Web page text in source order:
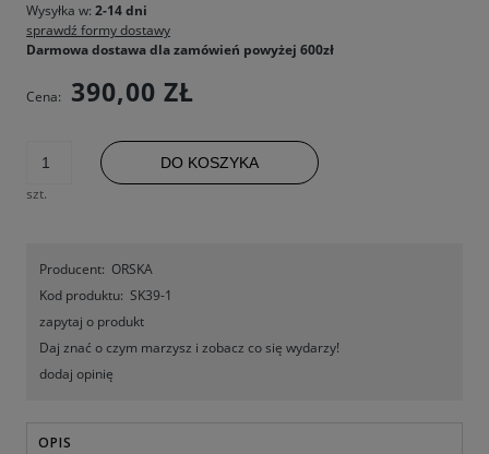
Wysyłka w: 2-14 dni
sprawdź formy dostawy
Darmowa dostawa dla zamówień powyżej 600zł
Cena: 390,00 ZŁ
szt.
DO KOSZYKA
Producent: ORSKA
Kod produktu: SK39-1
zapytaj o produkt
Daj znać o czym marzysz i zobacz co się wydarzy!
dodaj opinię
OPIS